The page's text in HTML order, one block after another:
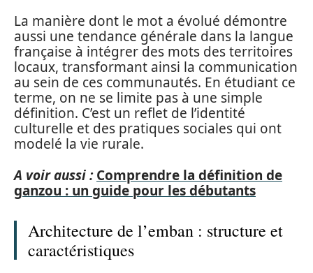
La manière dont le mot a évolué démontre
aussi une tendance générale dans la langue
française à intégrer des mots des territoires
locaux, transformant ainsi la communication
au sein de ces communautés. En étudiant ce
terme, on ne se limite pas à une simple
définition. C’est un reflet de l’identité
culturelle et des pratiques sociales qui ont
modelé la vie rurale.
A voir aussi : Comprendre la définition de
ganzou : un guide pour les débutants
Architecture de l’emban : structure et
caractéristiques